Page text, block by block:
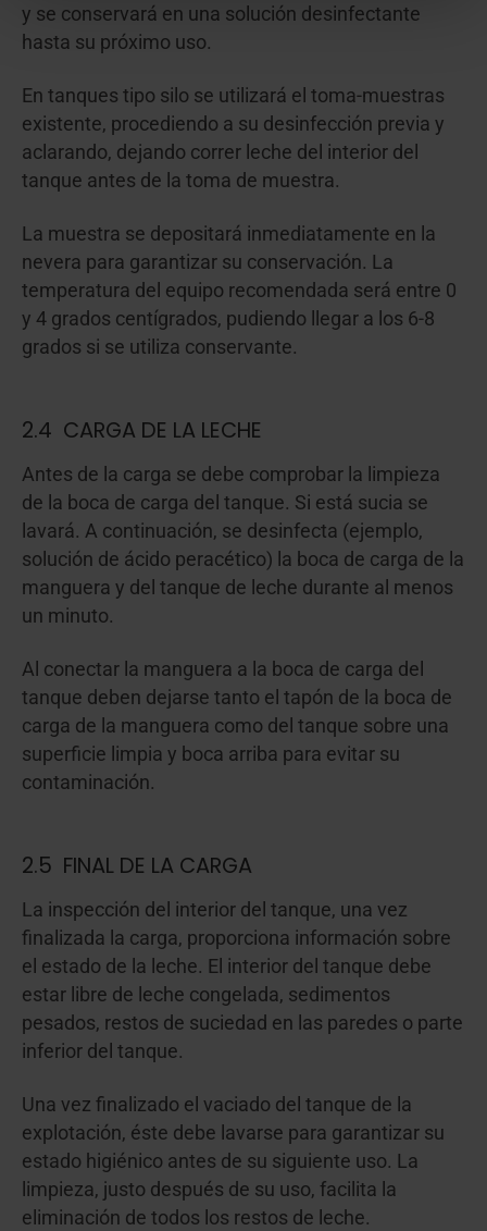
y se conservará en una solución desinfectante
hasta su próximo uso.
En tanques tipo silo se utilizará el toma-muestras
existente, procediendo a su desinfección previa y
aclarando, dejando correr leche del interior del
tanque antes de la toma de muestra.
La muestra se depositará inmediatamente en la
nevera para garantizar su conservación. La
temperatura del equipo recomendada será entre 0
y 4 grados centígrados, pudiendo llegar a los 6-8
grados si se utiliza conservante.
2.4 CARGA DE LA LECHE
Antes de la carga se debe comprobar la limpieza
de la boca de carga del tanque. Si está sucia se
lavará. A continuación, se desinfecta (ejemplo,
solución de ácido peracético) la boca de carga de la
manguera y del tanque de leche durante al menos
un minuto.
Al conectar la manguera a la boca de carga del
tanque deben dejarse tanto el tapón de la boca de
carga de la manguera como del tanque sobre una
superficie limpia y boca arriba para evitar su
contaminación.
2.5 FINAL DE LA CARGA
La inspección del interior del tanque, una vez
finalizada la carga, proporciona información sobre
el estado de la leche. El interior del tanque debe
estar libre de leche congelada, sedimentos
pesados, restos de suciedad en las paredes o parte
inferior del tanque.
Una vez finalizado el vaciado del tanque de la
explotación, éste debe lavarse para garantizar su
estado higiénico antes de su siguiente uso. La
limpieza, justo después de su uso, facilita la
eliminación de todos los restos de leche.